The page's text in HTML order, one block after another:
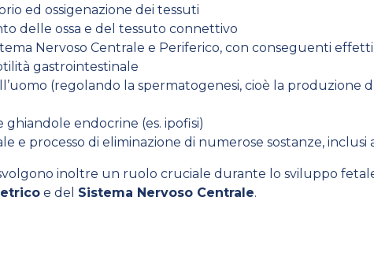
ed ossigenazione dei tessuti
delle ossa e del tessuto connettivo
Nervoso Centrale e Periferico, con conseguenti
gastrointestinale
(regolando la spermatogenesi, cioè la
ghiandole endocrine (es. ipofisi)
e processo di eliminazione di numerose sostanze,
inoltre un ruolo cruciale durante lo sviluppo
e del Sistema Nervoso Centrale.